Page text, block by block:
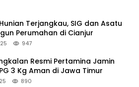
Terjangkau, SIG dan Asatu
Perumahan di Cianjur
947
Resmi Pertamina Jamin
3 Kg Aman di Jawa Timur
890